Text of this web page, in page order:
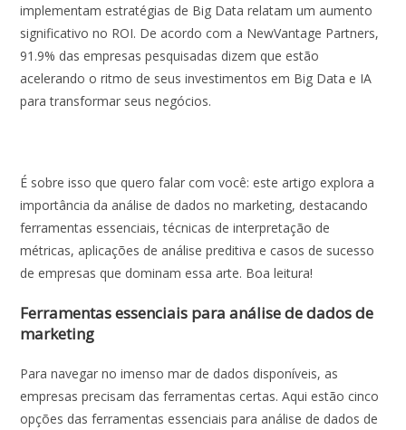
implementam estratégias de Big Data relatam um aumento
significativo no ROI. De acordo com a NewVantage Partners,
91.9% das empresas pesquisadas dizem que estão
acelerando o ritmo de seus investimentos em Big Data e IA
para transformar seus negócios​​.
É sobre isso que quero falar com você: este artigo explora a
importância da análise de dados no marketing, destacando
ferramentas essenciais, técnicas de interpretação de
métricas, aplicações de análise preditiva e casos de sucesso
de empresas que dominam essa arte. Boa leitura!
Ferramentas essenciais para análise de dados de
marketing
Para navegar no imenso mar de dados disponíveis, as
empresas precisam das ferramentas certas. Aqui estão cinco
opções das ferramentas essenciais para análise de dados de